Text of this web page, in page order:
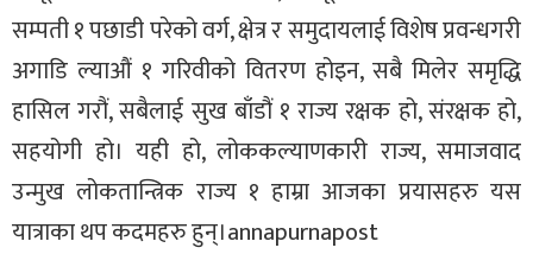
सम्पती १ पछाडी परेको वर्ग, क्षेत्र र समुदायलाई विशेष प्रवन्धगरी
अगाडि ल्याऔं १ गरिवीको वितरण होइन, सबै मिलेर समृद्धि
हासिल गरौं, सबैलाई सुख बाँडौं १ राज्य रक्षक हो, संरक्षक हो,
सहयोगी हो। यही हो, लोककल्याणकारी राज्य, समाजवाद
उन्मुख लोकतान्त्रिक राज्य १ हाम्रा आजका प्रयासहरु यस
यात्राका थप कदमहरु हुन्।annapurnapost